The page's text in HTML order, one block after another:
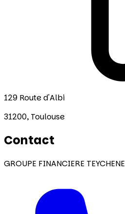
129 Route d'Albi
31200, Toulouse
Contact
GROUPE FINANCIERE TEYCHENE